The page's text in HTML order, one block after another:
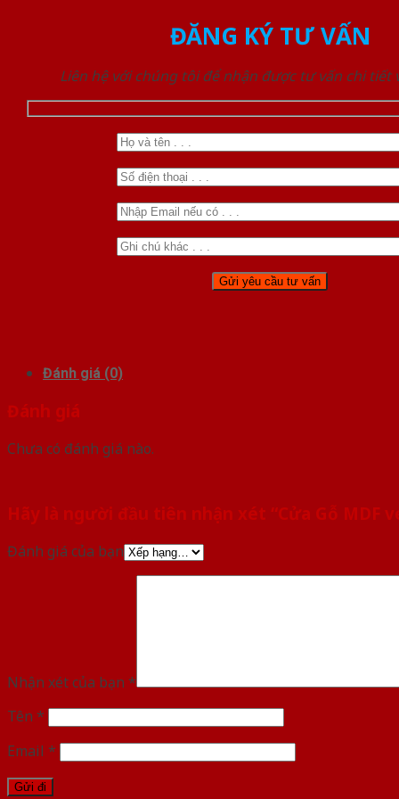
ĐĂNG KÝ TƯ VẤN
Liên hệ với chúng tôi để nhận được tư vấn chi tiết
Đánh giá (0)
Đánh giá
Chưa có đánh giá nào.
Hãy là người đầu tiên nhận xét “Cửa Gỗ MDF
Đánh giá của bạn
Nhận xét của bạn *
Tên *
Email *